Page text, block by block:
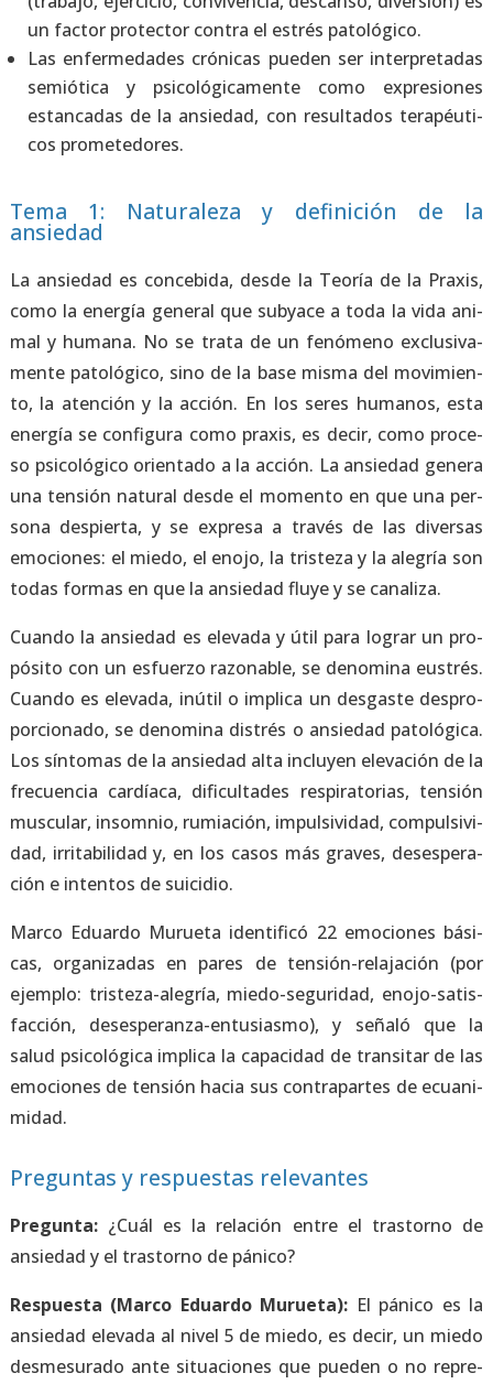
un fac­tor pro­tec­tor con­tra el estrés pato­ló­gi­co.
Las enfer­me­da­des cró­ni­cas pue­den ser inter­pre­ta­das
semióti­ca y psi­co­ló­gi­ca­men­te como expre­sio­nes
estan­ca­das de la ansie­dad, con resul­ta­dos tera­péu­ti­
cos pro­me­te­do­res.
Tema 1: Naturaleza y definición de la
ansiedad
La ansie­dad es con­ce­bi­da, des­de la Teo­ría de la Pra­xis,
como la ener­gía gene­ral que sub­ya­ce a toda la vida ani­
mal y huma­na. No se tra­ta de un fenó­meno exclu­si­va­
men­te pato­ló­gi­co, sino de la base mis­ma del movi­mien­
to, la aten­ción y la acción. En los seres huma­nos, esta
ener­gía se con­fi­gu­ra como pra­xis, es decir, como pro­ce­
so psi­co­ló­gi­co orien­ta­do a la acción. La ansie­dad gene­ra
una ten­sión natu­ral des­de el momen­to en que una per­
so­na des­pier­ta, y se expre­sa a tra­vés de las diver­sas
emo­cio­nes: el mie­do, el eno­jo, la tris­te­za y la ale­gría son
todas for­mas en que la ansie­dad flu­ye y se cana­li­za.
Cuan­do la ansie­dad es ele­va­da y útil para lograr un pro­
pó­si­to con un esfuer­zo razo­na­ble, se deno­mi­na eus­trés.
Cuan­do es ele­va­da, inú­til o impli­ca un des­gas­te des­pro­
por­cio­na­do, se deno­mi­na dis­trés o ansie­dad pato­ló­gi­ca.
Los sín­to­mas de la ansie­dad alta inclu­yen ele­va­ción de la
fre­cuen­cia car­día­ca, difi­cul­ta­des res­pi­ra­to­rias, ten­sión
mus­cu­lar, insom­nio, rumia­ción, impul­si­vi­dad, com­pul­si­vi­
dad, irri­ta­bi­li­dad y, en los casos más gra­ves, deses­pe­ra­
ción e inten­tos de sui­ci­dio.
Mar­co Eduar­do Murue­ta iden­ti­fi­có 22 emo­cio­nes bási­
cas, orga­ni­za­das en pares de ten­sión-rela­ja­ción (por
ejem­plo: tris­te­za-ale­gría, mie­do-segu­ri­dad, eno­jo-satis­
fac­ción, des­es­pe­ran­za-entu­sias­mo), y seña­ló que la
salud psi­co­ló­gi­ca impli­ca la capa­ci­dad de tran­si­tar de las
emo­cio­nes de ten­sión hacia sus con­tra­par­tes de ecua­ni­
mi­dad.
Preguntas y respuestas relevantes
Pre­gun­ta:¿Cuál es la rela­ción entre el tras­torno de
ansie­dad y el tras­torno de páni­co?
Res­pues­ta (Mar­co Eduar­do Murue­ta): El páni­co es la
ansie­dad ele­va­da al nivel 5 de mie­do, es decir, un mie­do
des­me­su­ra­do ante situa­cio­nes que pue­den o no repre­